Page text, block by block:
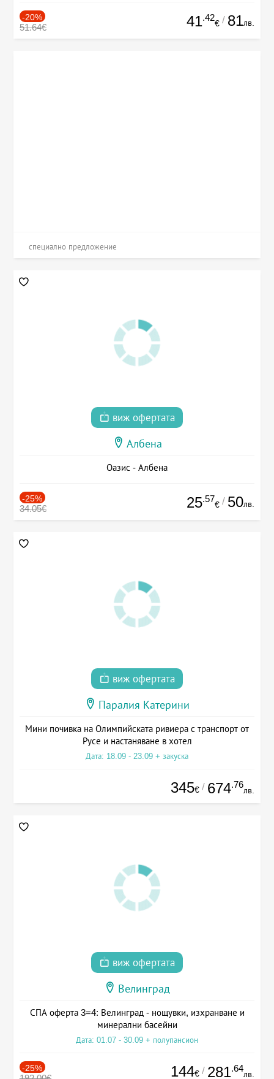
-20%
51.64€ 41.42
€ / 81лв.
специално предложение
виж офертата
Албена
Оазис - Албена
-25%
34.05€ 25.57
€ / 50лв.
виж офертата
Паралия Катерини
Мини почивка на Олимпийската ривиера с транспорт от
Русе и настаняване в хотел
Дата: 18.09 - 23.09 + закуска
345€ / 674.76
лв.
виж офертата
Велинград
СПА оферта 3=4: Велинград - нощувки, изхранване и
минерални басейни
Дата: 01.07 - 30.09 + полупансион
-25% 144€ / 281.64
лв.